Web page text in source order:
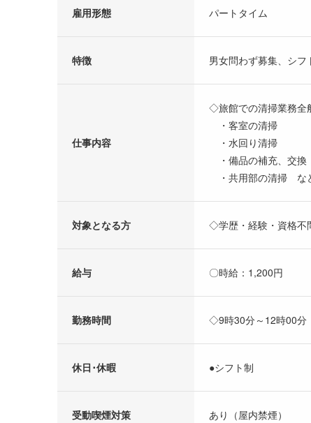
雇用形態 パートタイム
特徴 男女問わず募集、シ
仕事内容
◇旅館での清掃業務全
・客室の清掃
・水回り清掃
・備品の補充、交換
・共用部の清掃 な
対象となる方 ◇学歴・経験・資格不
給与 〇時給：1,200円
勤務時間 ◇9時30分～12時00分
休日･休暇 ●シフト制
受動喫煙対策 あり（屋内禁煙）